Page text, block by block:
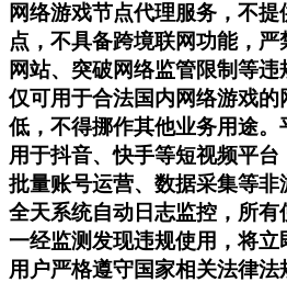
网络游戏节点代理服务，不
点，不具备跨境联网功能，严
网站、突破网络监管限制等
仅可用于合法国内网络游戏的
低，不得挪作其他业务用途。
用于抖音、快手等短视频平台
批量账号运营、数据采集等
全天系统自动日志监控，所有
一经监测发现违规使用，将
用户严格遵守国家相关法律